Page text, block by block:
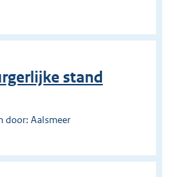
stand
door: Aalsmeer